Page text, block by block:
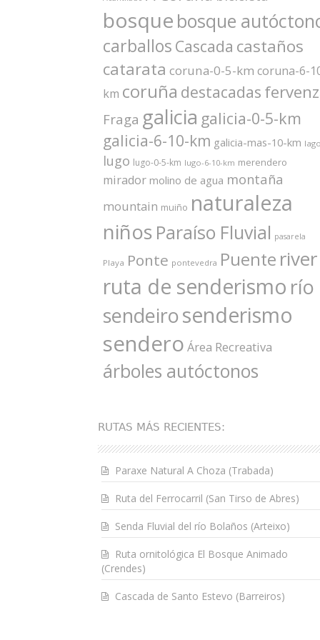
bosque bosque
carballos Cascada castaños
catarata coruna-0-5-km coruna-6-
km coruña destacadas
Fraga galicia galicia-0-5-km
galicia-6-10-km galicia-mas-10-km lago
lugo lugo-0-5-km lugo-6-10-km merendero
mirador molino de agua montaña
mountain muiño naturaleza
niños Paraíso Fluvial pasarela
Playa Ponte pontevedra Puente river
ruta de senderismo río
sendeirosenderismo
sendero Área Recreativa
árboles autóctonos
RUTAS MÁS RECIENTES:
Paraxe Natural A Choza (Trabada)
Ruta del Ferrocarril (San Tirso de Abres)
Senda Fluvial del río Bolaños (Arteixo)
Ruta ornitológica El Bosque Animado
(Crendes)
Cascada de Santo Estevo (Barreiros)